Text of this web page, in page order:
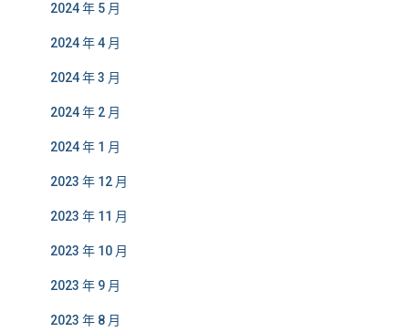
2024 年 5 月
2024 年 4 月
2024 年 3 月
2024 年 2 月
2024 年 1 月
2023 年 12 月
2023 年 11 月
2023 年 10 月
2023 年 9 月
2023 年 8 月